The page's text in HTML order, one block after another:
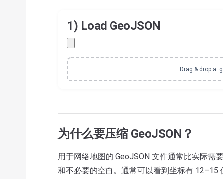
1) Load GeoJSON
Drag & drop a
为什么要压缩 GeoJSON？
用于网络地图的 GeoJSON 文件通常比实际需
和不必要的空白。通常可以看到坐标有 12–15